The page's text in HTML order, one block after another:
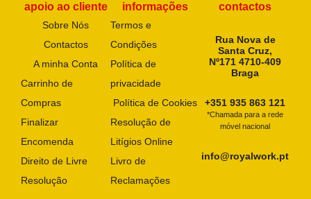
apoio ao cliente
Sobre Nós
Contactos
A minha Conta
Carrinho de
Compras
Finalizar
Encomenda
Direito de Livre
Resolução
informações
Termos e
Condições
Política de
privacidade
Política de Cookies
Resolução de
Litígios Online
Livro de
Reclamações
contactos
Rua Nova de
Santa Cruz,
Nº171 4710-409
Braga
+351 935 863 121
*Chamada para a rede
móvel nacional
info@royalwork.pt